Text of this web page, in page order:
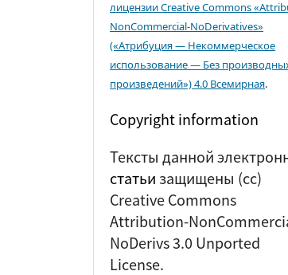
лицензии Creative Commons
NonCommercial-NoDerivatives»
(«Атрибуция — Некоммерческое
использование — Без
произведений») 4.0 Всемирная.
Copyright information
Тексты данной
статьи защищены (cc)
Creative Commons
Attribution-
NoDerivs 3.0 Unported
License.